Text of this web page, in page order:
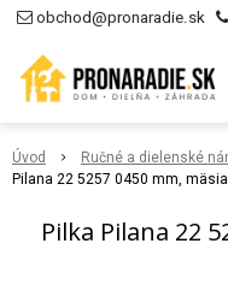
obchod@pronaradie.sk
Úvod Ručné a dielenské
Pilana 22 5257 0450 mm,
Pilka Pilana 22